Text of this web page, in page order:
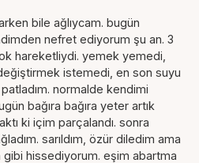
bile ağlıycam. bugün
nefret ediyorum şu an. 3
hareketliydi. yemek yemedi,
istemedi, en son suyu
normalde kendimi
bağıra bağıra yeter artık
ki içim parçalandı. sonra
sarıldım, özür diledim ama
gibi hissediyorum. eşim abartma